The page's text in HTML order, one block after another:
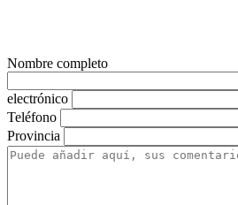
Nombre completo
electrónico
Teléfono
Provincia